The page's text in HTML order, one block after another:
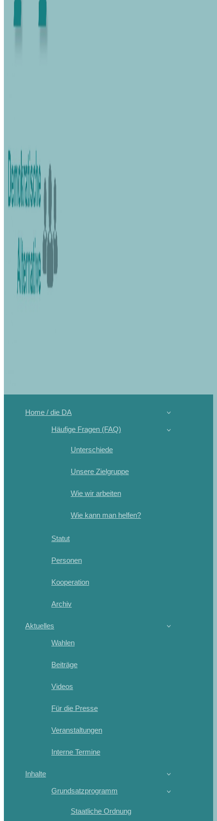
Home / die DA
Häufige Fragen (FAQ)
Unterschiede
Unsere Zielgruppe
Wie wir arbeiten
Wie kann man helfen?
Statut
Personen
Kooperation
Archiv
Aktuelles
Wahlen
Beiträge
Videos
Für die Presse
Veranstaltungen
Interne Termine
Inhalte
Grundsatzprogramm
Staatliche Ordnung